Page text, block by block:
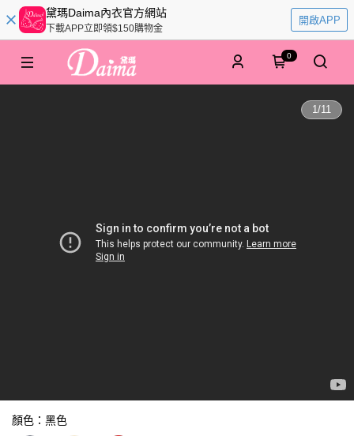
黛瑪Daima內衣官方網站
下載APP立即領$150購物金
開啟APP
0
1/11
顏色：黑色